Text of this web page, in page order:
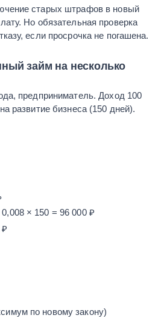
старых штрафов в новый
Но обязательная проверка
если просрочка не погашена.
займ на несколько
предприниматель. Доход 100
развитие бизнеса (150 дней).
× 150 = 96 000 ₽
₽
по новому закону)